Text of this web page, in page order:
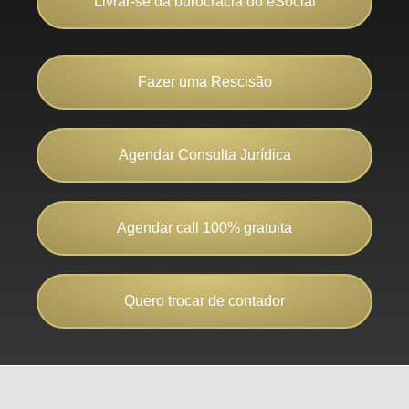
Fazer uma Rescisão
Agendar Consulta Jurídica
Agendar call 100% gratuita
Quero trocar de contador